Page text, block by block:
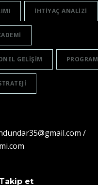
IHTIYAÇ ANALIZI
GELIŞIM PROGRAM
/
et